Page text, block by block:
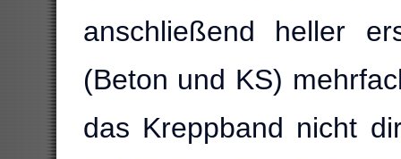
anschließend heller
(Beton und KS)
das Kreppband nicht